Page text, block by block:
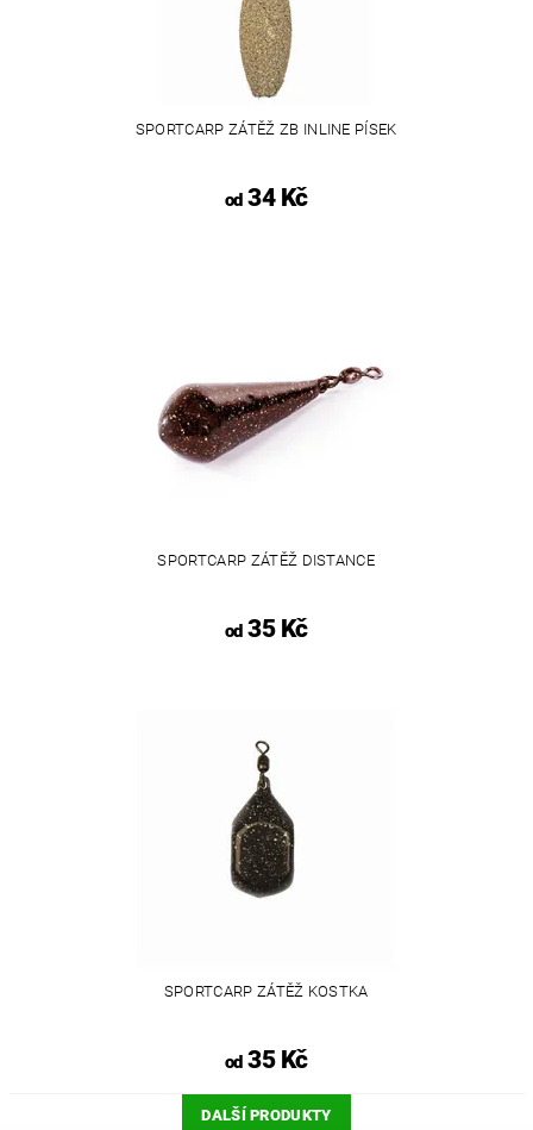
SPORTCARP ZÁTĚŽ ZB INLINE PÍSEK
od34 Kč
SPORTCARP ZÁTĚŽ DISTANCE
od35 Kč
SPORTCARP ZÁTĚŽ KOSTKA
od35 Kč
DALŠÍ PRODUKTY